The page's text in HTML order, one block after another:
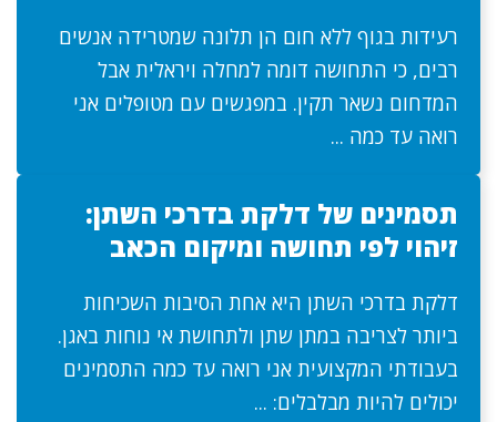
רעידות בגוף ללא חום הן תלונה שמטרידה אנשים
רבים, כי התחושה דומה למחלה ויראלית אבל
המדחום נשאר תקין. במפגשים עם מטופלים אני
רואה עד כמה ...
תסמינים של דלקת בדרכי השתן:
זיהוי לפי תחושה ומיקום הכאב
דלקת בדרכי השתן היא אחת הסיבות השכיחות
ביותר לצריבה במתן שתן ולתחושת אי נוחות באגן.
בעבודתי המקצועית אני רואה עד כמה התסמינים
יכולים להיות מבלבלים: ...